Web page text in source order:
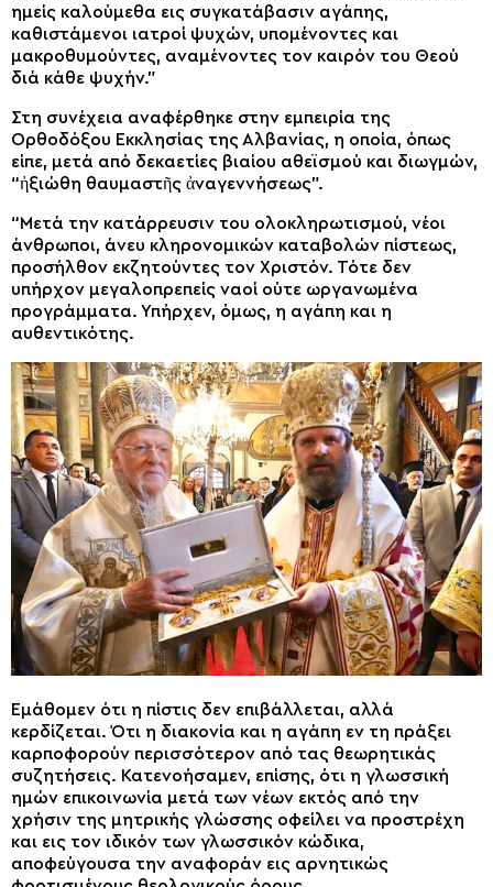
ημείς καλούμεθα εις συγκατάβασιν αγάπης,
καθιστάμενοι ιατροί ψυχών, υπομένοντες και
μακροθυμούντες, αναμένοντες τον καιρόν του Θεού
διά κάθε ψυχήν.”
Στη συνέχεια αναφέρθηκε στην εμπειρία της
Ορθοδόξου Εκκλησίας της Αλβανίας, η οποία, όπως
είπε, μετά από δεκαετίες βιαίου αθεϊσμού και διωγμών,
“ἠξιώθη θαυμαστῆς ἀναγεννήσεως”.
“Μετά την κατάρρευσιν του ολοκληρωτισμού, νέοι
άνθρωποι, άνευ κληρονομικών καταβολών πίστεως,
προσήλθον εκζητούντες τον Χριστόν. Τότε δεν
υπήρχον μεγαλοπρεπείς ναοί ούτε ωργανωμένα
προγράμματα. Υπήρχεν, όμως, η αγάπη και η
αυθεντικότης.
Εμάθομεν ότι η πίστις δεν επιβάλλεται, αλλά
κερδίζεται. Ότι η διακονία και η αγάπη εν τη πράξει
καρποφορούν περισσότερον από τας θεωρητικάς
συζητήσεις. Κατενοήσαμεν, επίσης, ότι η γλωσσική
ημών επικοινωνία μετά των νέων εκτός από την
χρήσιν της μητρικής γλώσσης οφείλει να προστρέχη
και εις τον ιδικόν των γλωσσικόν κώδικα,
αποφεύγουσα την αναφοράν εις αρνητικώς